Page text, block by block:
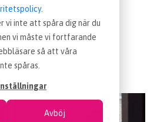
.
vi inte att spåra dig när du
vi måste vi fortfarande
så att våra
spåras.
Avböj